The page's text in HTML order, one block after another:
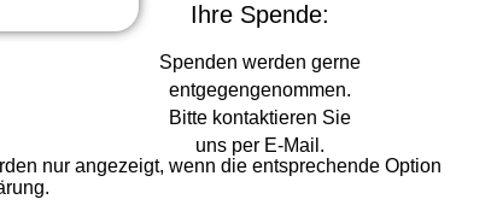
Ihre Spende:
Spenden werden gerne
entgegengenommen.
Bitte kontaktieren Sie
uns per E-Mail.
nur angezeigt, wenn die entsprechende Option